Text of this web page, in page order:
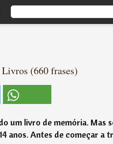
Livros (660 frases)
um livro de memória. Mas
anos. Antes de começar a